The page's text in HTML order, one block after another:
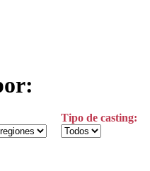
Tipo de casting: